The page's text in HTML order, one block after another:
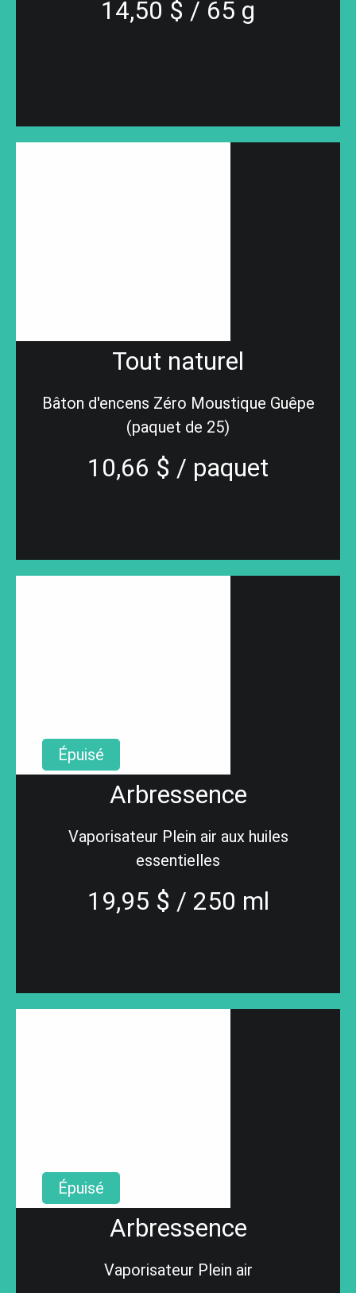
14,50 $ / 65 g
Tout naturel
Bâton d'encens Zéro Moustique Guêpe
(paquet de 25)
10,66 $ / paquet
Épuisé
Arbressence
Vaporisateur Plein air aux huiles
essentielles
19,95 $ / 250 ml
Épuisé
Arbressence
Vaporisateur Plein air